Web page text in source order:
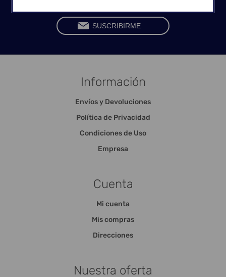
Información
Envíos y Devoluciones
Política de Privacidad
Condiciones de Uso
Empresa
Cuenta
Mi cuenta
Mis compras
Direcciones
Nuestra oferta